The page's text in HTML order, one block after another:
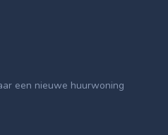
een nieuwe huurwoning